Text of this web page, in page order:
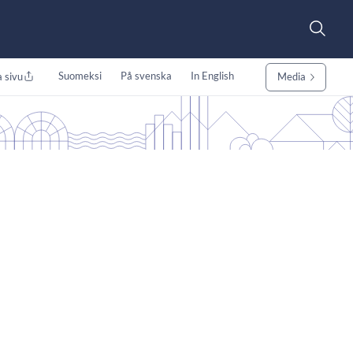
sivu Suomeksi På svenska In English Media